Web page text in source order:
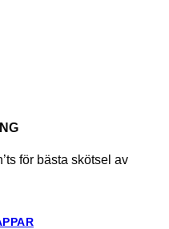
för bästa skötsel av